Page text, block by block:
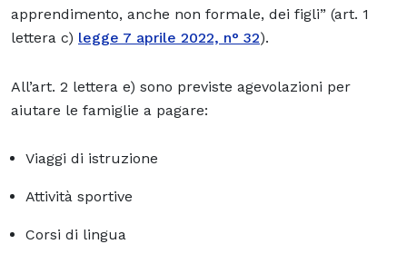
apprendimento, anche non formale, dei figli” (art. 1
lettera c) legge 7 aprile 2022, n° 32).
All’art. 2 lettera e) sono previste agevolazioni per
aiutare le famiglie a pagare:
Viaggi di istruzione
Attività sportive
Corsi di lingua